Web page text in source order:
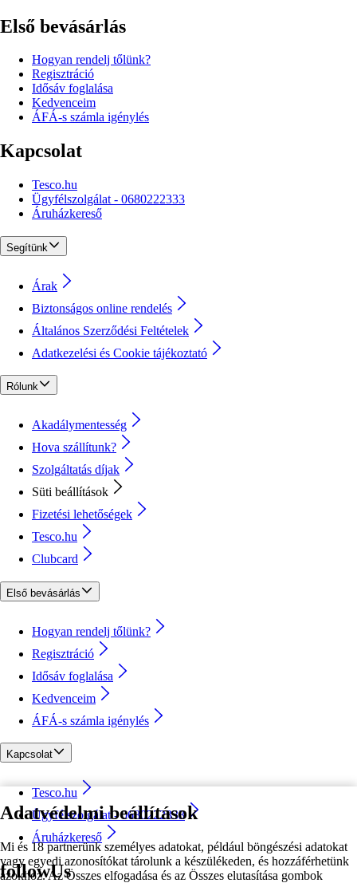
Adatvédelmi beállítások
Mi és 18 partnerünk személyes adatokat, például böngészési adatokat
vagy egyedi azonosítókat tárolunk a készülékeden, és hozzáférhetünk
azokhoz. Az Összes elfogadása és az Összes elutasítása gombok
Első bevásárlás
Hogyan rendelj tőlünk?
Regisztráció
Idősáv foglalása
Kedvenceim
ÁFÁ-s számla igénylés
Kapcsolat
Tesco.hu
Ügyfélszolgálat - 0680222333
Áruházkereső
Segítünk
Árak
Biztonságos online rendelés
Általános Szerződési Feltételek
Adatkezelési és Cookie tájékoztató
Rólunk
Akadálymentesség
Hova szállítunk?
Szolgáltatás díjak
Süti beállítások
Fizetési lehetőségek
Tesco.hu
Clubcard
Első bevásárlás
Hogyan rendelj tőlünk?
Regisztráció
Idősáv foglalása
Kedvenceim
ÁFÁ-s számla igénylés
Kapcsolat
Tesco.hu
Ügyfélszolgálat - 0680222333
Áruházkereső
followUs